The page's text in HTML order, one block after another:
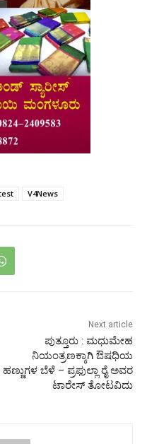
V4News
Next article
ಪುತ್ತೂರು : ಮಧುಮೇಹ
ನಿಯಂತ್ರಣಕ್ಕಾಗಿ ಔಷಧಿಯ
ಹಣ್ಣುಗಳ ಬೆಳೆ – ಪ್ರಫುಲ್ಲಾ ರೈ ಅವರ
ಟಾರೇಸ್ ತೋಟವಿದು